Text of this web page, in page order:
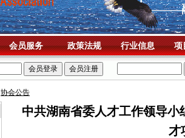
会员服务 政策法规 行业信息 项
协会公告
中共湖南省委人才工作领导
才